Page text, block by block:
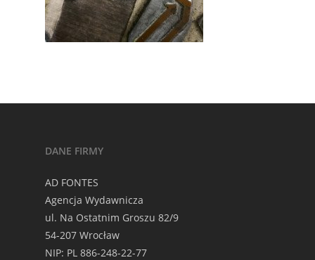
DANE FIRMY
AD FONTES
Agencja Wydawnicza
ul. Na Ostatnim Groszu 82/9
54-207 Wrocław
NIP: PL 886-248-22-77